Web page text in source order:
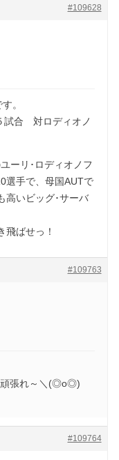
#109628
。
合 対ロディオノ
ーリ･ロディオノフ
選手で、母国AUTで
高いビッグ･サーバ
飛ばせっ！
#109763
張れ～＼(◎o◎)
#109764